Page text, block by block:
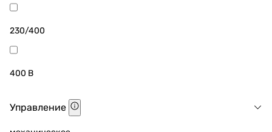
230/400
400 В
Управление